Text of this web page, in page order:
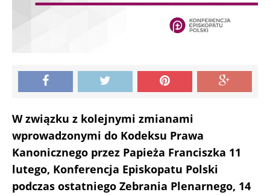
W związku z kolejnymi zmianami
wprowadzonymi do Kodeksu Prawa
Kanonicznego przez Papieża Franciszka 11
lutego, Konferencja Episkopatu Polski
podczas ostatniego Zebrania Plenarnego, 14